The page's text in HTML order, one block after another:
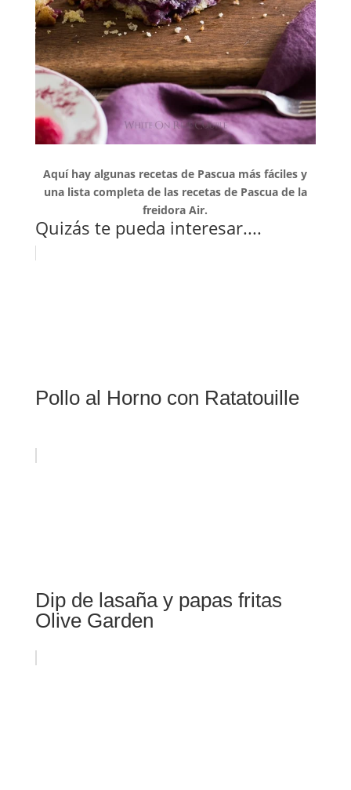
Aquí hay algunas recetas de Pascua más fáciles y
una lista completa de las recetas de Pascua de la
freidora Air.
Quizás te pueda interesar....
Pollo al Horno con Ratatouille
Dip de lasaña y papas fritas
Olive Garden